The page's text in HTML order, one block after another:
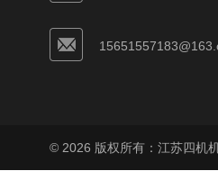
© 2026 版权所有：江苏四机